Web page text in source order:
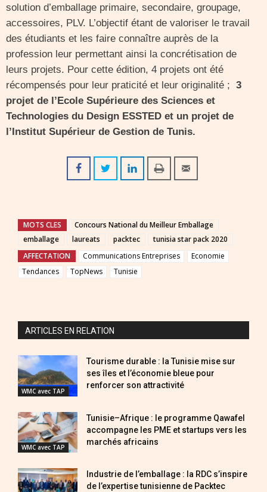
solution d’emballage primaire, secondaire, groupage,
accessoires, PLV. L’objectif étant de valoriser le travail
des étudiants et les faire connaître auprès de la
profession leur permettant ainsi la concrétisation de
leurs projets. Pour cette édition, 4 projets ont été
récompensés pour leur praticité et leur originalité ; 3
projet de l’Ecole Supérieure des Sciences et
Technologies du Design ESSTED et un projet de
l’Institut Supérieur de Gestion de Tunis.
MOTS CLES
Concours National du Meilleur Emballage
emballage
laureats packtec
tunisia star pack 2020
AFFECTATION
Communications Entreprises
Economie
Tendances
TopNews Tunisie
ARTICLES EN RELATION
WMC avec TAP
Tourisme durable : la Tunisie mise sur
ses îles et l’économie bleue pour
renforcer son attractivité
WMC avec TAP
Tunisie–Afrique : le programme Qawafel
accompagne les PME et startups vers les
marchés africains
Industrie de l’emballage : la RDC s’inspire
de l’expertise tunisienne de Packtec